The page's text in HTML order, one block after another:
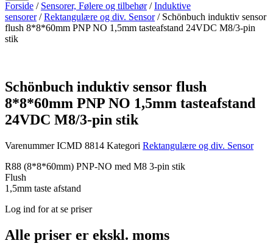
Forside / Sensorer, Følere og tilbehør/Induktive
sensorer/Rektangulære og div. Sensor/ Schönbuch induktiv sensor
flush 8*8*60mm PNP NO 1,5mm tasteafstand 24VDC M8/3-pin
stik
Schönbuch induktiv sensor flush
8*8*60mm PNP NO 1,5mm tasteafstand
24VDC M8/3-pin stik
VarenummerICMD 8814 Kategori Rektangulære og div. Sensor
R88 (8*8*60mm) PNP-NO med M8 3-pin stik
Flush
1,5mm taste afstand
Log ind for at se priser
Alle priser er ekskl. moms